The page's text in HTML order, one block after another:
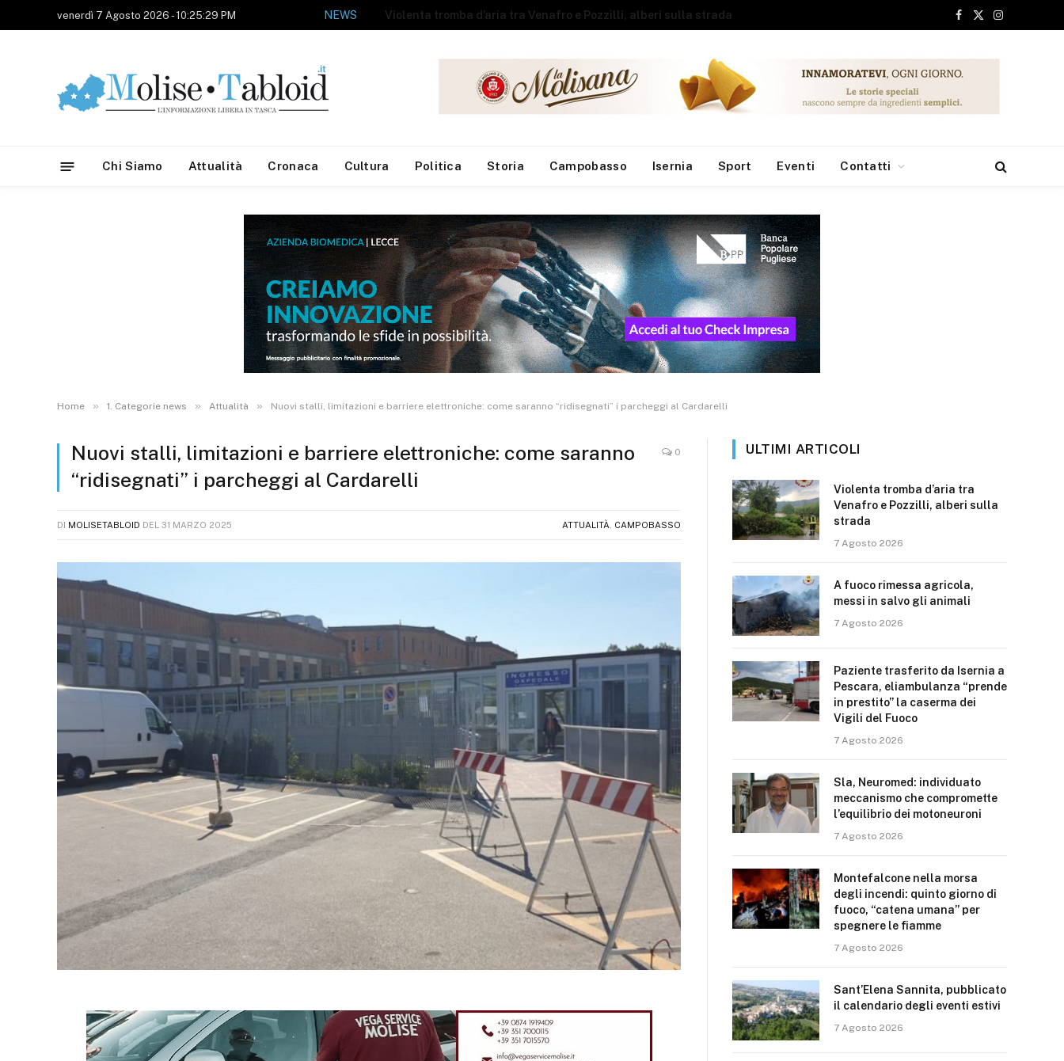
venerdì 7 Agosto 2026 - 10:25:29 PM NEWS A fuoco rimessa agricola, messi in salvo gli animali
Facebook
X
Instagram
Chi Siamo Attualità Cronaca Cultura Politica Storia Campobasso Isernia Sport Eventi Contatti
Home » 1. Categorie news » Attualità » Nuovi stalli, limitazioni e barriere elettroniche: come saranno “ridisegnati” i parcheggi al Cardarelli
Nuovi stalli, limitazioni e barriere elettroniche: come saranno
“ridisegnati” i parcheggi al Cardarelli
0
DI MOLISETABLOID DEL 31 MARZO 2025 ATTUALITÀ CAMPOBASSO
ULTIMI ARTICOLI
Violenta tromba d’aria tra
Venafro e Pozzilli, alberi sulla
strada
7 Agosto 2026
A fuoco rimessa agricola,
messi in salvo gli animali
7 Agosto 2026
Paziente trasferito da Isernia a
Pescara, eliambulanza “prende
in prestito” la caserma dei
Vigili del Fuoco
7 Agosto 2026
Sla, Neuromed: individuato
meccanismo che compromette
l’equilibrio dei motoneuroni
7 Agosto 2026
Montefalcone nella morsa
degli incendi: quinto giorno di
fuoco, “catena umana” per
spegnere le fiamme
7 Agosto 2026
Sant’Elena Sannita, pubblicato
il calendario degli eventi estivi
7 Agosto 2026